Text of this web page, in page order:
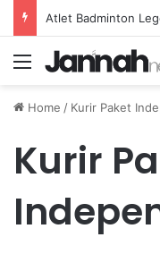
Menu
Home / Kurir Paket
Kurir